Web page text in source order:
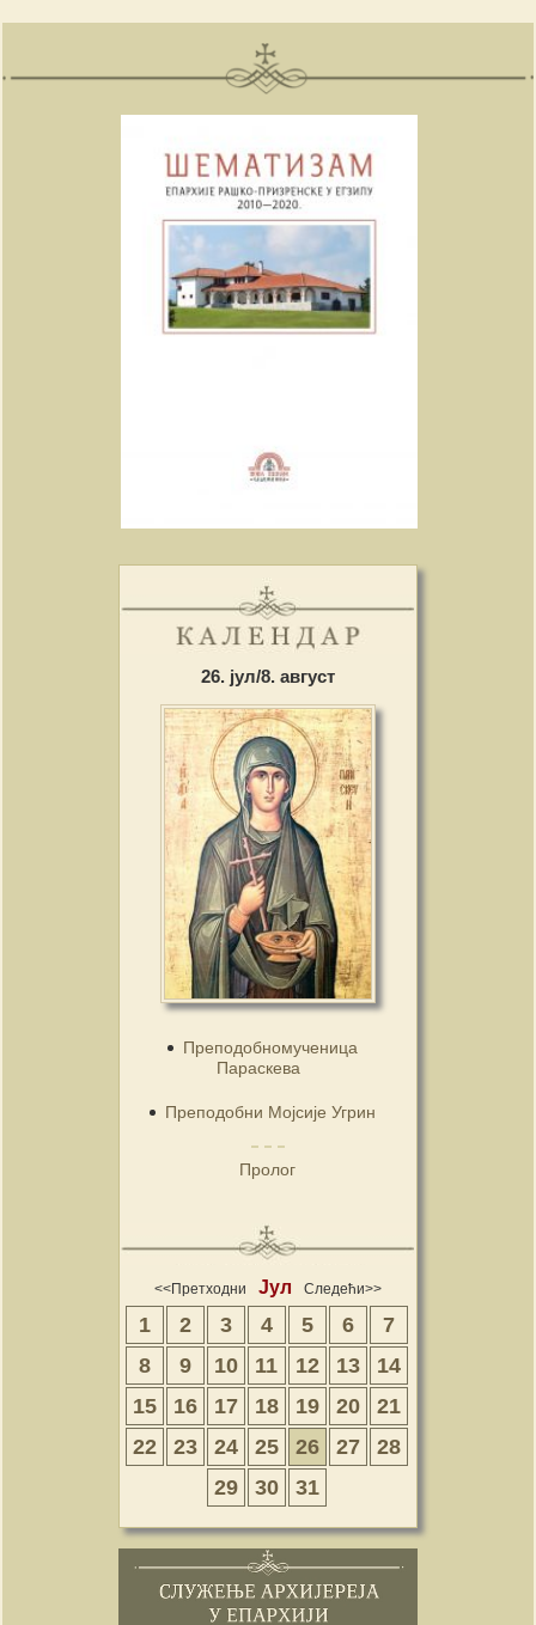
26. јул/8. август
Преподобномученица
Параскева
Преподобни Мојсије Угрин
Пролог
<<Претходни Јул Следећи>>
1 2 3 4 5 6
7
8
9 10 11 12 13
14
15
16 17 18 19 20
21
22
23 24 25 26 27
28
29
30 31